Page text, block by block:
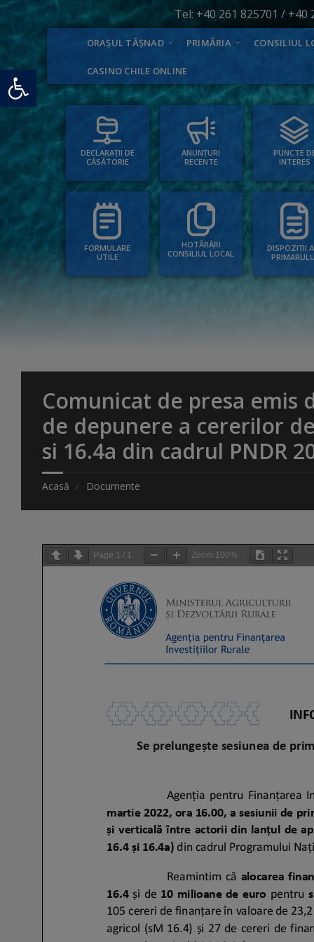
Deschide bara de unelte
Tel: +40 261 825701 / +40
ORAȘUL TĂȘNAD PRIMĂRIA CONSILIUL
CASINO CHILE ONLINE
DECLARAȚII DE
CĂSĂTORIE
ANUNȚURI
RECENTE
PUNCTE
INTERES
FORMULARE
UTILE
HOTĂRÂRI
CONSILIUL LOCAL
DISPOZIȚII
Comunicat de presa emis
de depunere a cererilor
si 16.4a din cadrul PNDR
Acasă Documente
Page 1 / 1 Zoom 100%